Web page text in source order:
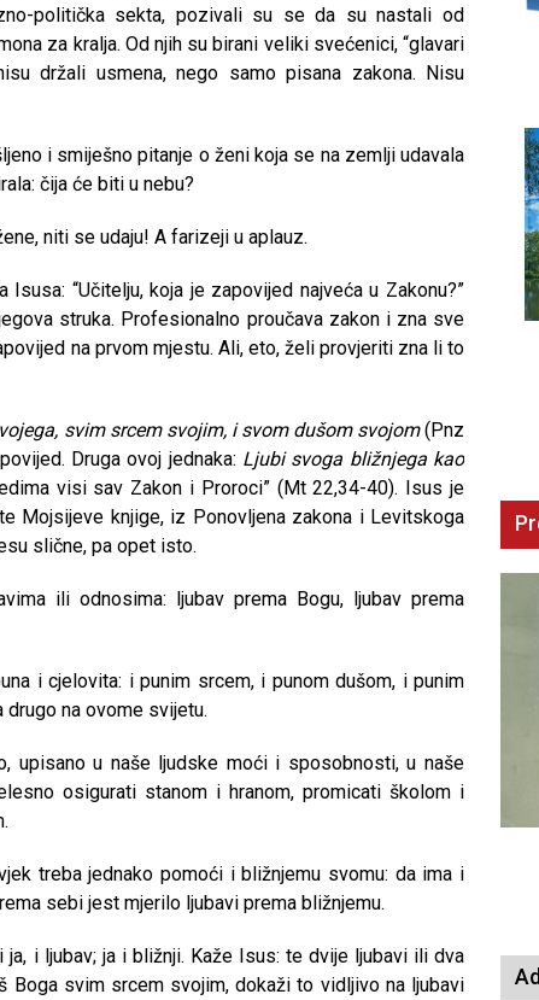
politička sekta, pozivali su se da su nastali od
za kralja. Od njih su birani veliki svećenici, “glavari
držali usmena, nego samo pisana zakona. Nisu
i smiješno pitanje o ženi koja se na zemlji udavala
čija će biti u nebu?
niti se udaju! A farizeji u aplauz.
“Učitelju, koja je zapovijed najveća u Zakonu?”
struka. Profesionalno proučava zakon i zna sve
na prvom mjestu. Ali, eto, želi provjeriti zna li to
svim srcem svojim, i svom dušom svojom(Pnz
Druga ovoj jednaka: Ljubi svoga bližnjega kao
visi sav Zakon i Proroci” (Mt 22,34-40). Isus je
Mojsijeve knjige, iz Ponovljena zakona i Levitskoga
slične, pa opet isto.
ili odnosima: ljubav prema Bogu, ljubav prema
i cjelovita: i punim srcem, i punom dušom, i punim
na ovome svijetu.
upisano u naše ljudske moći i sposobnosti, u naše
osigurati stanom i hranom, promicati školom i
treba jednako pomoći i bližnjemu svomu: da ima i
sebi jest mjerilo ljubavi prema bližnjemu.
i ljubav; ja i bližnji. Kaže Isus: te dvije ljubavi ili dva
Boga svim srcem svojim, dokaži to vidljivo na ljubavi
Smrtovdan nadbiskupa Petra Čule